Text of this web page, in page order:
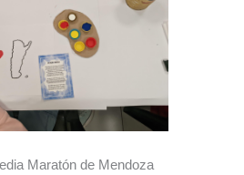
Maratón de Mendoza